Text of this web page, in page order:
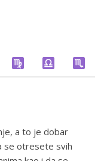
a to je dobar
se otresete svih